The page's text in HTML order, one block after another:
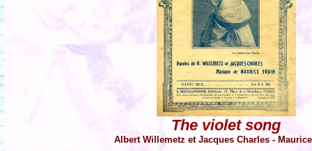
The violet song
Albert Willemetz et Jacques Charles -